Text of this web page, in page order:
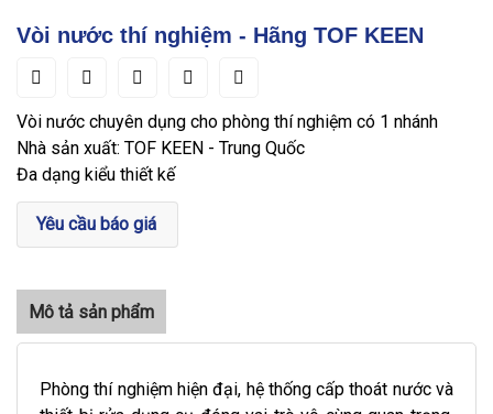
Vòi nước thí nghiệm - Hãng TOF KEEN
Vòi nước chuyên dụng cho phòng thí nghiệm có 1 nhánh
Nhà sản xuất: TOF KEEN - Trung Quốc
Đa dạng kiểu thiết kế
Yêu cầu báo giá
Phòng thí nghiệm hiện đại, hệ thống cấp thoát nước và